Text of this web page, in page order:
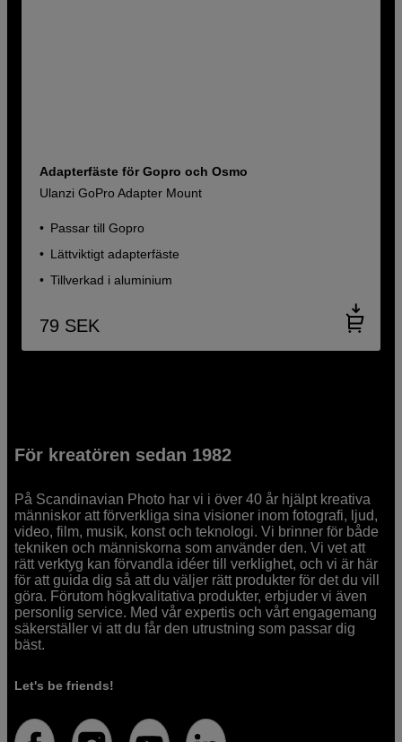
Adapterfäste för Gopro och Osmo
Ulanzi GoPro Adapter Mount
Passar till Gopro
Lättviktigt adapterfäste
Tillverkad i aluminium
79 SEK
För kreatören sedan 1982
På Scandinavian Photo har vi i över 40 år hjälpt kreativa
människor att förverkliga sina visioner inom fotografi, ljud,
video, film, musik, konst och teknologi. Vi brinner för både
tekniken och människorna som använder den. Vi vet att
rätt verktyg kan förvandla idéer till verklighet, och vi är här
för att guida dig så att du väljer rätt produkter för det du vill
göra. Förutom högkvalitativa produkter, erbjuder vi även
personlig service. Med vår expertis och vårt engagemang
säkerställer vi att du får den utrustning som passar dig
bäst.
Let's be friends!